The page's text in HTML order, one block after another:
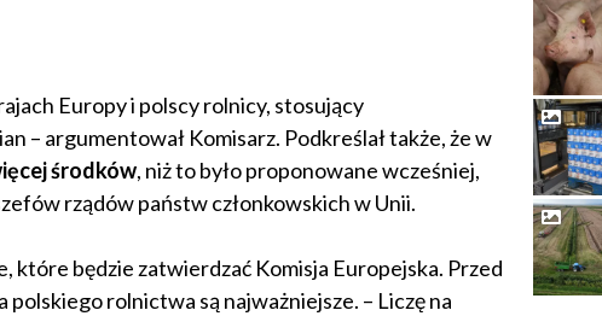
Europy i polscy rolnicy, stosujący
– argumentował Komisarz. Podkreślał także, że w
środków, niż to było proponowane wcześniej,
rządów państw członkowskich w Unii.
które będzie zatwierdzać Komisja Europejska. Przed
rolnictwa są najważniejsze. – Liczę na